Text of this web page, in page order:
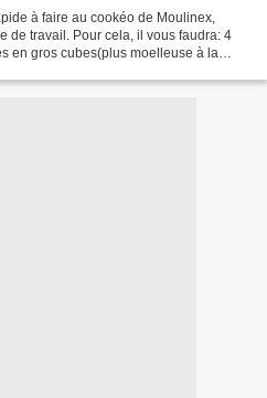
à faire au cookéo de Moulinex,
de travail. Pour cela, il vous faudra: 4
en gros cubes(plus moelleuse à la